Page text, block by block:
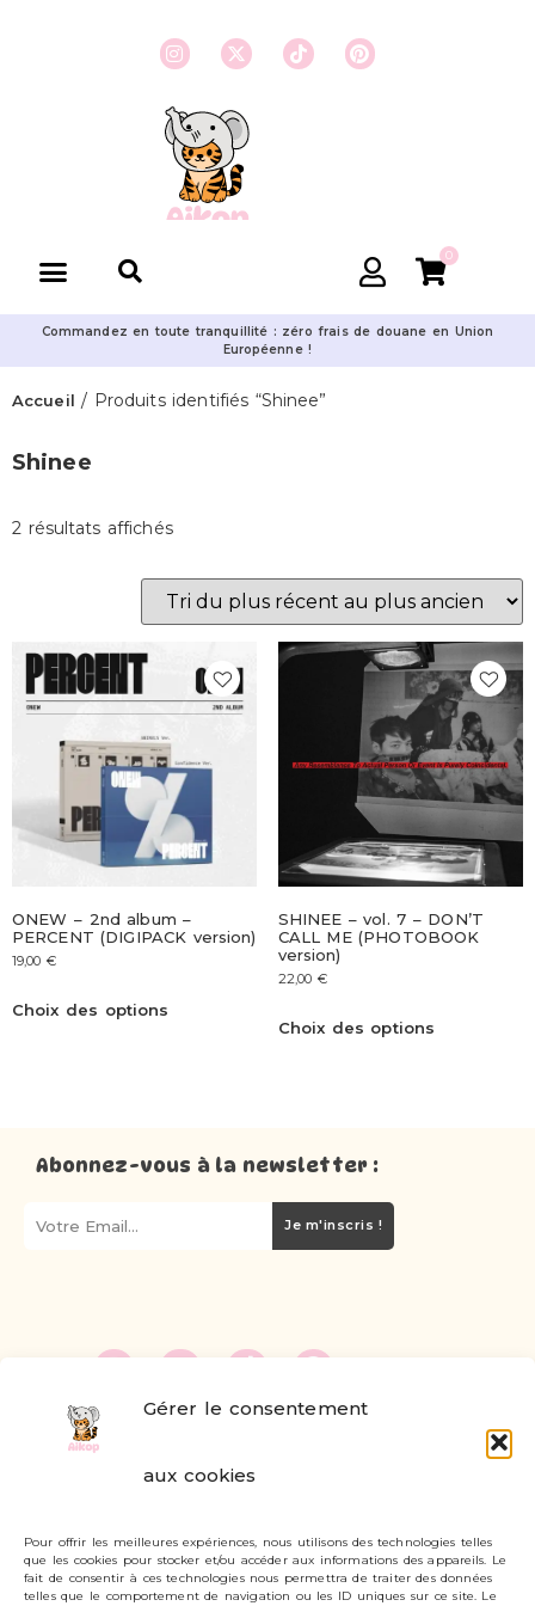
Gérer le consentement
aux cookies
Pour offrir les meilleures expériences, nous utilisons des technologies telles
que les cookies pour stocker et/ou accéder aux informations des appareils. Le
fait de consentir à ces technologies nous permettra de traiter des données
telles que le comportement de navigation ou les ID uniques sur ce site. Le
0
Commandez en toute tranquillité : zéro frais de douane en Union
Européenne !
Accueil / Produits identifiés “Shinee”
Shinee
2 résultats affichés
ONEW – 2nd album –
PERCENT (DIGIPACK version)
19,00 €
Choix des options
SHINEE – vol. 7 – DON’T
CALL ME (PHOTOBOOK
version)
22,00 €
Choix des options
Abonnez-vous à la newsletter :
Je m'inscris !
Livraisons et retours
Mon compte